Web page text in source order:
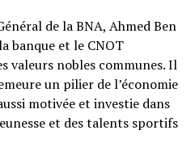
de la BNA, Ahmed Ben
banque et le CNOT
valeurs nobles communes. Il
un pilier de l’économie
motivée et investie dans
et des talents sportifs